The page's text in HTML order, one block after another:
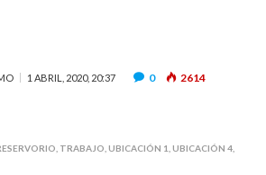
1 ABRIL, 2020, 20:37 0 2614
TRABAJO UBICACIÓN 1 UBICACIÓN 4